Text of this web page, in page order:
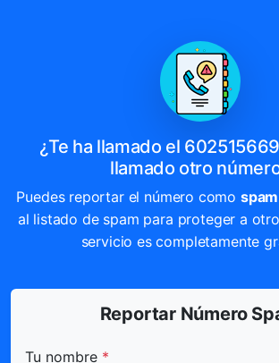
¿Te ha llamado el
llamado otro
Puedes reportar el número como spam
al listado de spam para proteger a
servicio es completamente
Reportar Número
Tu nombre *